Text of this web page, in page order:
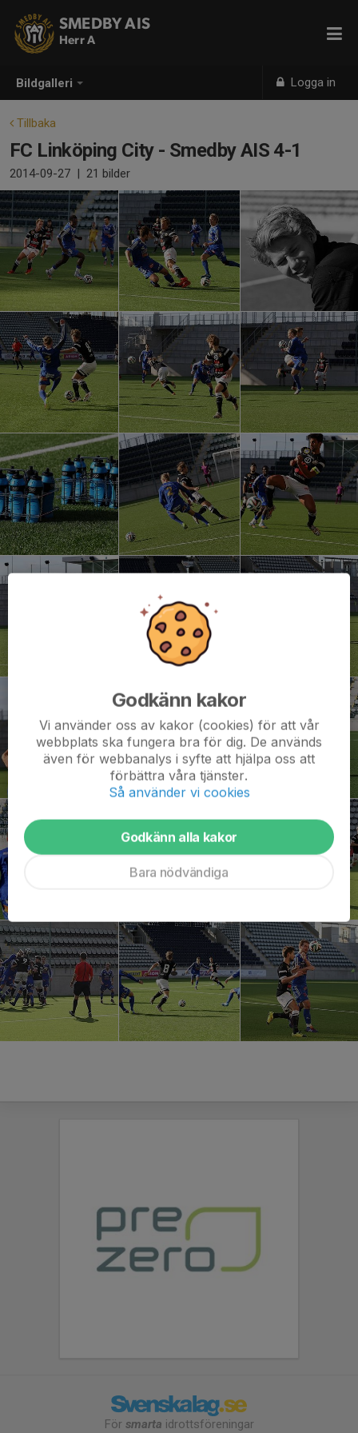
Bildgalleri Logga in
SMEDBY AIS
Herr A
Tillbaka
FC Linköping City - Smedby AIS 4-1
2014-09-27 | 21 bilder
För smarta idrottsföreningar
Godkänn kakor
Vi använder oss av kakor (cookies) för att vår
webbplats ska fungera bra för dig. De används
även för webbanalys i syfte att hjälpa oss att
förbättra våra tjänster.
Så använder vi cookies
Godkänn alla kakor
Bara nödvändiga